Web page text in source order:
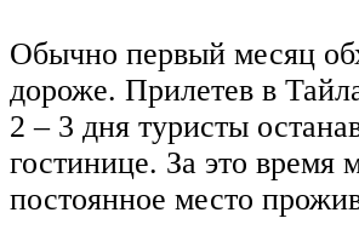
Обычно первый месяц
дороже. Прилетев в
2 – 3 дня туристы
гостинице. За это время
постоянное место